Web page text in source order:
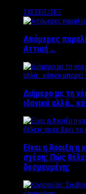
ΣΧΕΣΕΙΣ/ΣΕΞ
Απόμερες
Αττική …
Διήμερο με τη
ιδανικό αλλά…
Είναι η Άνοιξη η
σχέση; Πώς
δεσμευμένη;